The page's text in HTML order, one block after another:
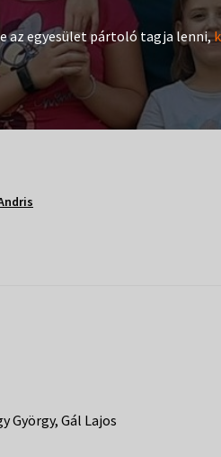
az egyesület pártoló tagja lenni,
György, Gál Lajos